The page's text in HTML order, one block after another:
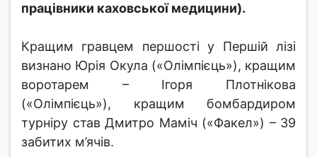
працівники каховської медицини).
Кращим гравцем першості у Першій лізі
визнано Юрія Окула («Олімпієць»), кращим
воротарем – Ігоря Плотнікова
(«Олімпієць»), кращим бомбардиром
турніру став Дмитро Маміч («Факел») – 39
забитих м’ячів.